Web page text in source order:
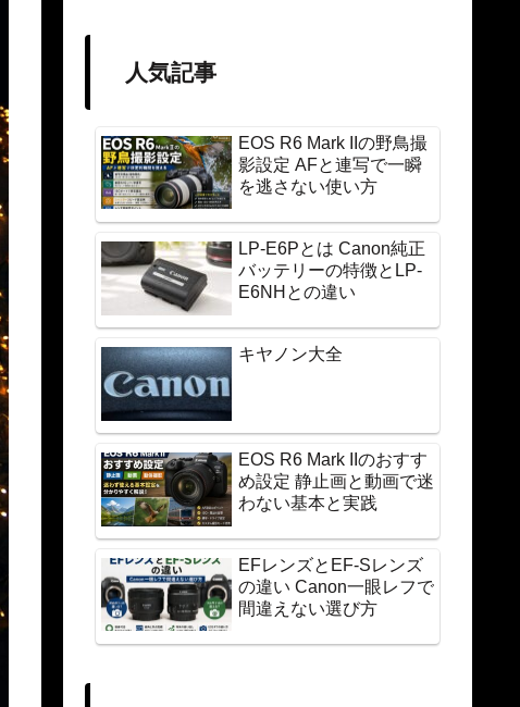
人気記事
EOS R6 Mark IIの野鳥撮
影設定 AFと連写で一瞬
を逃さない使い方
LP-E6Pとは Canon純正
バッテリーの特徴とLP-
E6NHとの違い
キヤノン大全
EOS R6 Mark IIのおすす
め設定 静止画と動画で迷
わない基本と実践
EFレンズとEF-Sレンズ
の違い Canon一眼レフで
間違えない選び方